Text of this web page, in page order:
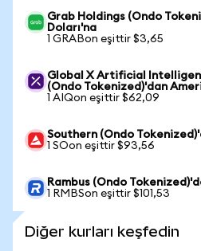
Grab Holdings (Ondo
Doları'na
1 GRABon eşittir $3,65
Global X Artificial
(Ondo Tokenized)'dan
1 AIQon eşittir $62,09
Southern (Ondo
1 SOon eşittir $93,56
Rambus (Ondo
1 RMBSon eşittir $101,53
Diğer kurları keşfedin